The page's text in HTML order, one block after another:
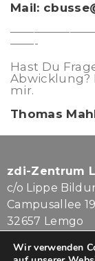
Mail:
——-
Hast Du
Abwicklung?
mir.
Thomas
zdi-Zentrum
c/o Lippe
Campusallee 19
32657 Lemgo
Tel.
Wir verwenden